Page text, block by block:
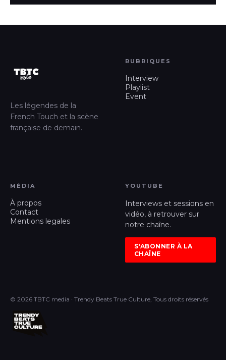
Les légendes de la
French Touch et la scène
française de demain.
RUBRIQUES
Interview
Playlist
Event
MÉDIA
À propos
Contact
Mentions legales
YOUTUBE
Interviews et sessions en
vidéo, à retrouver sur
notre chaîne.
S'ABONNER À LA
CHAÎNE
© 2026 TBTC media · Trendy Beats True Culture, Tous droits réservés